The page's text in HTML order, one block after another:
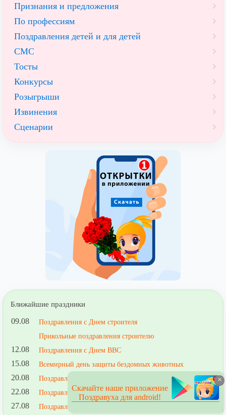
Признания и предложения
По профессиям
Поздравления детей и для детей
СМС
Тосты
Конкурсы
Розыгрыши
Извинения
Сценарии
Ближайшие праздники
09.08
Поздравления с Днем строителя
Прикольные поздравления строителю
12.08 Поздравления с Днем ВВС
15.08 Всемирный день защиты бездомных животных
20.08 Поздравления со всемирным днем лени
22.08 Поздравления с Днем Государственного флага РФ
27.08 Поздравления с Днем кино
×
Скачайте наше приложение
Поздравуха для android!